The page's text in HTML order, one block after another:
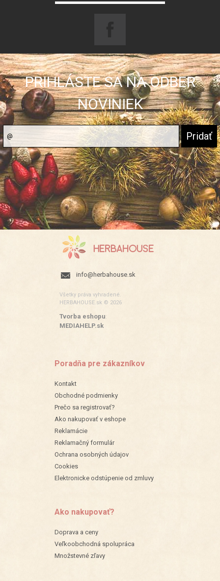
PRIHLÁSTE SA NA ODBER
NOVINIEK
info@herbahouse.sk
Všetky práva vyhradené.
HERBAHOUSE.sk © 2026
Tvorba eshopu:
MEDIAHELP.sk
Poradňa pre zákazníkov
Kontakt
Obchodné podmienky
Prečo sa registrovať?
Ako nakupovať v eshope
Reklamácie
Reklamačný formulár
Ochrana osobných údajov
Cookies
Elektronicke odstúpenie od zmluvy
Ako nakupovať?
Doprava a ceny
Veľkoobchodná spolupráca
Množstevné zľavy